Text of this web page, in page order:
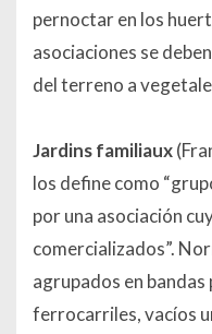
pernoctar en los
asociaciones se
del terreno a
Jardins familiaux
los define como
por una asociación
comercializados”.
agrupados en
ferrocarriles, vacíos